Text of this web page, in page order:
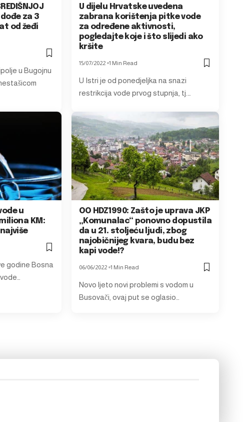
dođe za 3
od žeđi
u Bugojnu
U dijelu Hrvatske uvedena
zabrana korištenja pitke vode
za određene aktivnosti,
pogledajte koje i što slijedi ako
kršite
15/07/2022 1 Min Read
U Istri je od ponedjeljka na snazi
restrikcija vode prvog stupnja, tj.…
u
KM:
godine Bosna
OO HDZ1990: Zašto je uprava JKP
„Komunalac“ ponovno dopustila
da u 21. stoljeću ljudi, zbog
najobičnijeg kvara, budu bez
kapi vode!?
06/06/2022 1 Min Read
Novo ljeto novi problemi s vodom u
Busovači, ovaj put se oglasio…